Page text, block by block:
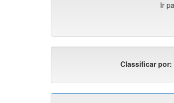
Ir
Classificar por: